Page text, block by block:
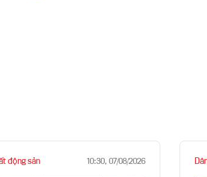
động sản 10:30, 07/08/2026